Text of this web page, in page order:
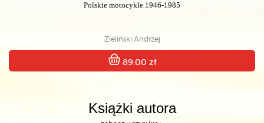
Polskie motocykle 1946-1985
Zieliński Andrzej
89.00 zł
Książki autora